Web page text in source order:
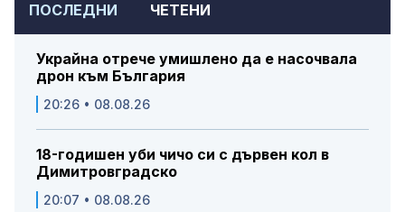
ПОСЛЕДНИ ЧЕТЕНИ
Украйна отрече умишлено да е насочвала
дрон към България
20:26 • 08.08.26
18-годишен уби чичо си с дървен кол в
Димитровградско
20:07 • 08.08.26